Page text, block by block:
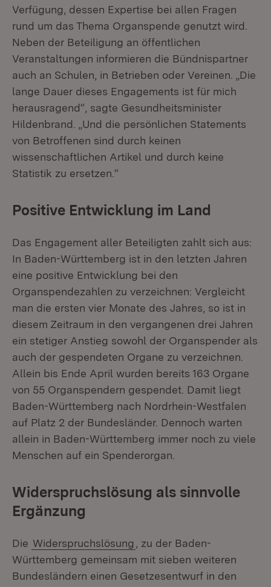
Verfügung, dessen Expertise bei allen Fragen
rund um das Thema Organspende genutzt wird.
Neben der Beteiligung an öffentlichen
Veranstaltungen informieren die Bündnispartner
auch an Schulen, in Betrieben oder Vereinen. „Die
lange Dauer dieses Engagements ist für mich
herausragend“, sagte Gesundheitsminister
Hildenbrand. „Und die persönlichen Statements
von Betroffenen sind durch keinen
wissenschaftlichen Artikel und durch keine
Statistik zu ersetzen.“
Positive Entwicklung im Land
Das Engagement aller Beteiligten zahlt sich aus:
In Baden-Württemberg ist in den letzten Jahren
eine positive Entwicklung bei den
Organspendezahlen zu verzeichnen: Vergleicht
man die ersten vier Monate des Jahres, so ist in
diesem Zeitraum in den vergangenen drei Jahren
ein stetiger Anstieg sowohl der Organspender als
auch der gespendeten Organe zu verzeichnen.
Allein bis Ende April wurden bereits 163 Organe
von 55 Organspendern gespendet. Damit liegt
Baden-Württemberg nach Nordrhein-Westfalen
auf Platz 2 der Bundesländer. Dennoch warten
allein in Baden-Württemberg immer noch zu viele
Menschen auf ein Spenderorgan.
Widerspruchslösung als sinnvolle
Ergänzung
Die Widerspruchslösung
, zu der Baden-
Württemberg gemeinsam mit sieben weiteren
Bundesländern einen Gesetzesentwurf in den